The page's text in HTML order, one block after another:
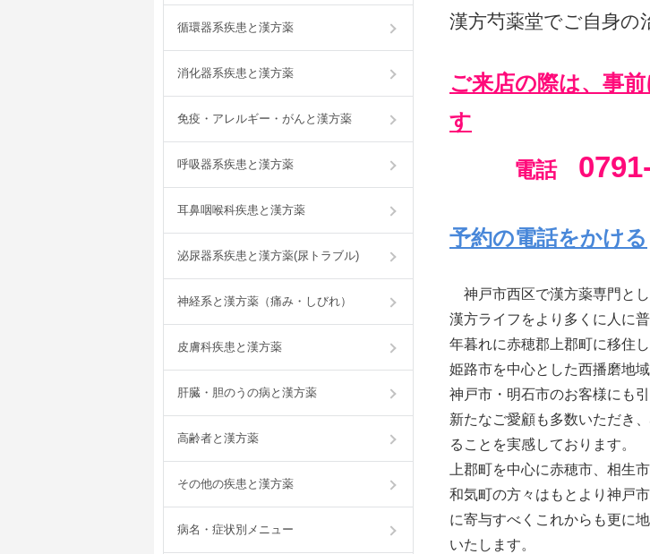
漢方芍薬堂でご自身の
ご来店の際は、事
す
電話
予約の電話をかける
神戸市西区で漢方薬専門と
漢方ライフをより多くに人に
年暮れに赤穂郡上郡町に移住
姫路市を中心とした西播磨地
神戸市・明石市のお客様にも
新たなご愛顧も多数いただき
ることを実感しております。
上郡町を中心に赤穂市、相生
和気町の方々はもとより神戸
に寄与すべくこれからも更に
いたします。
循環器系疾患と漢方薬
消化器系疾患と漢方薬
免疫・アレルギー・がんと漢方薬
呼吸器系疾患と漢方薬
耳鼻咽喉科疾患と漢方薬
泌尿器系疾患と漢方薬(尿トラブル)
神経系と漢方薬（痛み・しびれ）
皮膚科疾患と漢方薬
肝臓・胆のうの病と漢方薬
高齢者と漢方薬
その他の疾患と漢方薬
病名・症状別メニュー